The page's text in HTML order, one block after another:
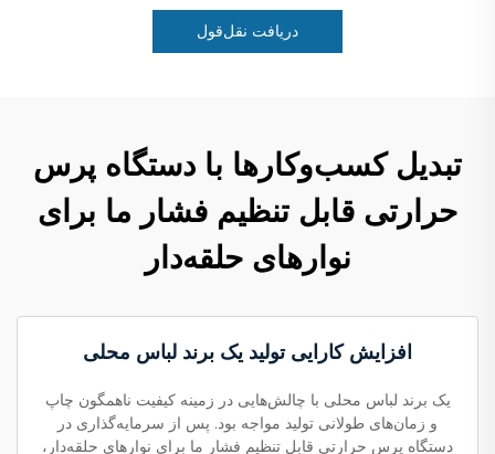
دریافت نقل‌قول
تبدیل کسب‌وکارها با دستگاه پرس
حرارتی قابل تنظیم فشار ما برای
نوارهای حلقه‌دار
افزایش کارایی تولید یک برند لباس محلی
یک برند لباس محلی با چالش‌هایی در زمینه کیفیت ناهمگون چاپ
و زمان‌های طولانی تولید مواجه بود. پس از سرمایه‌گذاری در
دستگاه پرس حرارتی قابل تنظیم فشار ما برای نوارهای حلقه‌دار،